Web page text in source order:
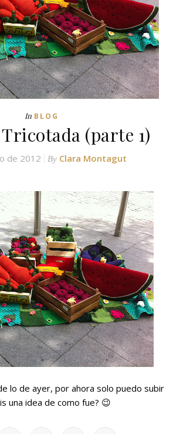
In BLOG
(parte 1)
de 2012 By Clara Montagut
lo de ayer, por ahora solo puedo subir
una idea de como fue? 😉